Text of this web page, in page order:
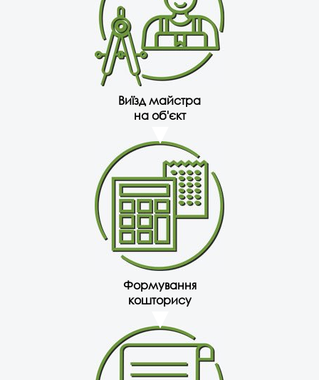
Виїзд майстра
на об'єкт
Формування
кошторису